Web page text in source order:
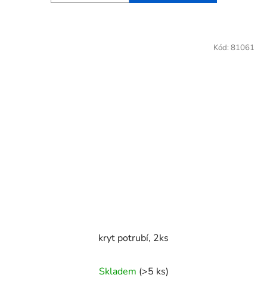
kryt potrubí, 2ks
Skladem (>5 ks)
Kód: 81061